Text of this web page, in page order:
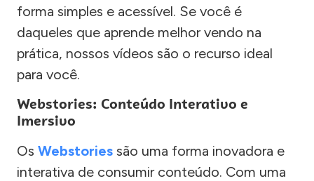
forma simples e acessível. Se você é
daqueles que aprende melhor vendo na
prática, nossos vídeos são o recurso ideal
para você.
Webstories: Conteúdo Interativo e
Imersivo
Os Webstories são uma forma inovadora e
interativa de consumir conteúdo. Com uma